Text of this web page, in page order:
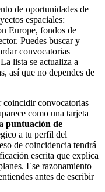
de oportunidades de
espaciales:
Europe, fondos de
Puedes buscar y
convocatorias
lista se actualiza a
así que no dependes de
coincidir convocatorias
como una tarjeta
puntuación de
a tu perfil del
de coincidencia tendrá
escrita que explica
Ese razonamiento
antes de escribir